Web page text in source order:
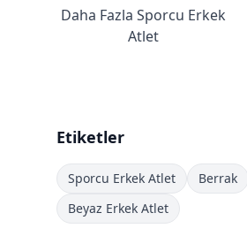
Daha Fazla Sporcu Erkek
Atlet
Etiketler
Sporcu Erkek Atlet Berrak
Beyaz Erkek Atlet